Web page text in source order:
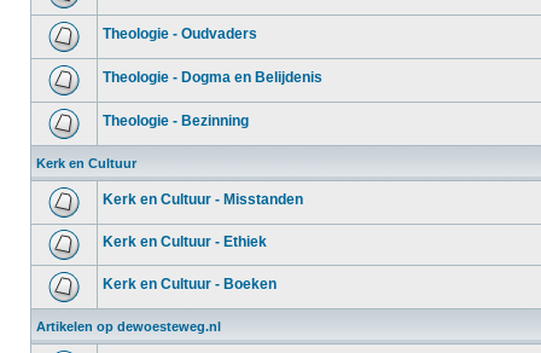
Theologie - Oudvaders
Theologie - Dogma en Belijdenis
Theologie - Bezinning
Kerk en Cultuur
Kerk en Cultuur - Misstanden
Kerk en Cultuur - Ethiek
Kerk en Cultuur - Boeken
Artikelen op dewoesteweg.nl